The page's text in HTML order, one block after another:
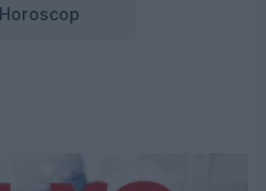
Horoscop